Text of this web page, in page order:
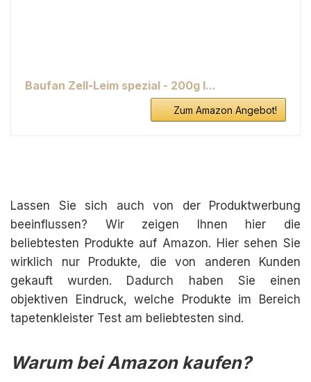
Baufan Zell-Leim spezial - 200g I...
Zum Amazon Angebot!
Lassen Sie sich auch von der Produktwerbung
beeinflussen? Wir zeigen Ihnen hier die
beliebtesten Produkte auf Amazon. Hier sehen Sie
wirklich nur Produkte, die von anderen Kunden
gekauft wurden. Dadurch haben Sie einen
objektiven Eindruck, welche Produkte im Bereich
tapetenkleister Test am beliebtesten sind.
Warum bei Amazon kaufen?